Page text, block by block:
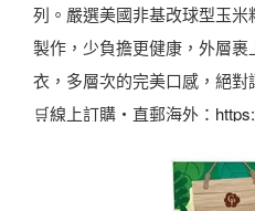
列。嚴選美國非基改球型玉
製作，少負擔更健康，外層
衣，多層次的完美口感，絕對
🛒線上訂購・直郵海外：